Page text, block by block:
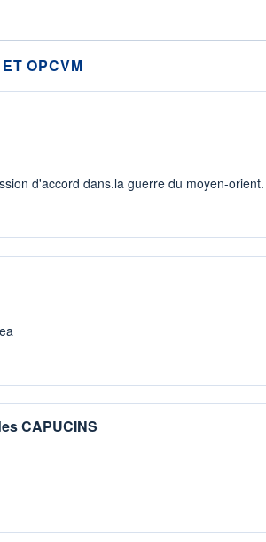
OPCVM
d'accord dans.la guerre du moyen-
CAPUCINS